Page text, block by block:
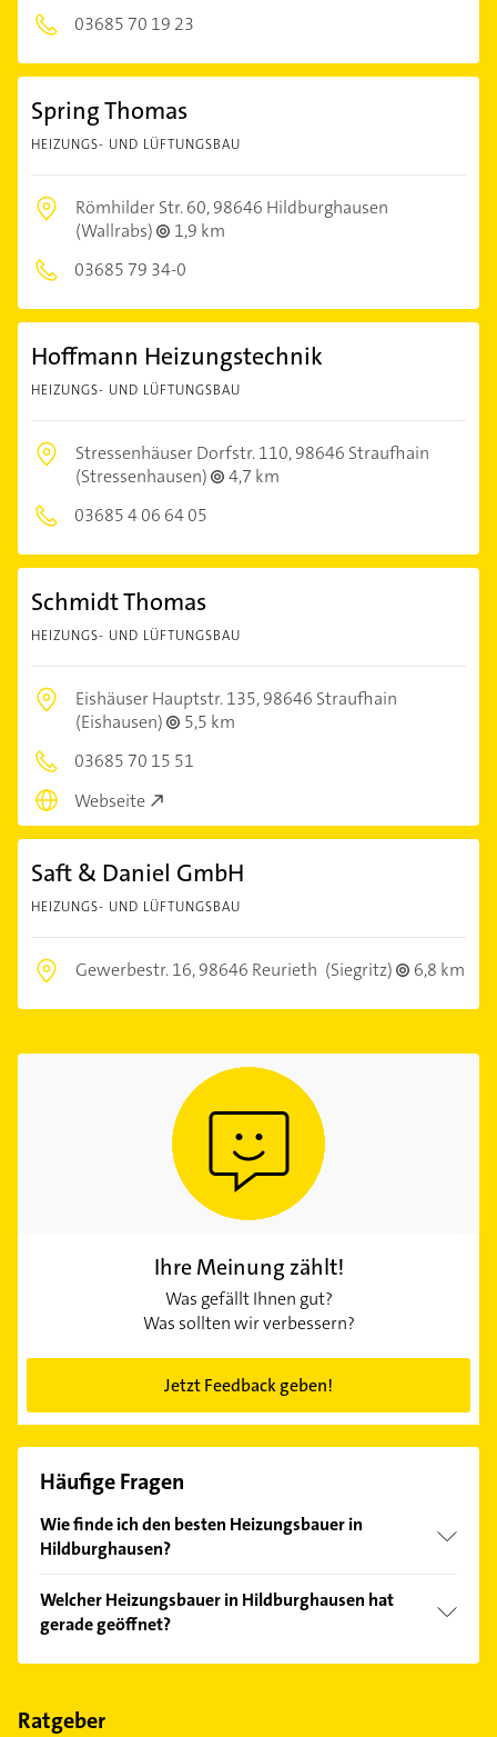
03685 70 19 23
Spring Thomas
HEIZUNGS- UND LÜFTUNGSBAU
Römhilder Str. 60,98646 Hildburghausen
(Wallrabs)
1,9 km
03685 79 34-0
Hoffmann Heizungstechnik
HEIZUNGS- UND LÜFTUNGSBAU
Stressenhäuser Dorfstr. 110,98646 Straufhain
(Stressenhausen)
4,7 km
03685 4 06 64 05
Schmidt Thomas
HEIZUNGS- UND LÜFTUNGSBAU
Eishäuser Hauptstr. 135,98646 Straufhain
(Eishausen)
5,5 km
03685 70 15 51
Webseite
Saft & Daniel GmbH
HEIZUNGS- UND LÜFTUNGSBAU
Gewerbestr. 16,98646 Reurieth (Siegritz) 6,8 km
Ihre Meinung zählt!
Was gefällt Ihnen gut?
Was sollten wir verbessern?
Jetzt Feedback geben!
Häufige Fragen
Wie finde ich den besten Heizungsbauer in
Hildburghausen?
Kundenmeinungen und profitieren Sie von den
Empfehlungen. Die Suchergebnisse können Sie sich
einfach nachBewertungensortiert anzeigen lassen.
Welcher Heizungsbauer in Hildburghausen hat
gerade geöffnet?
Im Anbieter-Bereich finden Sie alleÖffnungszeiten.
Feiertagen abweichen können.
Ratgeber